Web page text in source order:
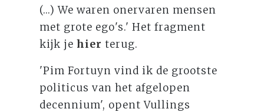
(...) We waren onervaren mensen
met grote ego's.' Het fragment
kijk jehierterug.
'Pim Fortuyn vind ik de grootste
politicus van het afgelopen
decennium', opent Vullings